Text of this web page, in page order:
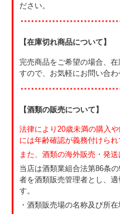
第13条（退会）
・会員は、所定の手続により
す。
・会員が本規約に違反した場
合、事前の通知なく退会とする
・会員証を紛失・破損した場
・会員証の再発行には、所定
だきます。
第15条（会員期間）
・会員資格の有効期間は、入
・会員資格は、有効期間満了
・更新の有無や方法について
ださい。
【在庫切れ商品について】
完売商品をご希望の場合、
すので、お気軽にお問い合わ
【酒類の販売について】
法律により20歳未満の購入
には年齢確認が義務付けられ
また、酒類の海外販売・発送
当店は酒類業組合法第86条
者を酒類販売管理者とし、
す。
・酒類販売場の名称及び所在